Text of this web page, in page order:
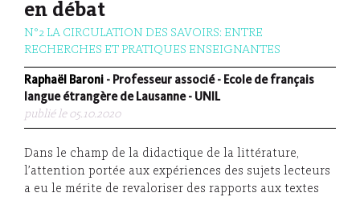
en débat
N°2 LA CIRCULATION DES SAVOIRS: ENTRE
RECHERCHES ET PRATIQUES ENSEIGNANTES
Raphaël Baroni - Professeur associé - Ecole de français
langue étrangère de Lausanne - UNIL
publié le 05.10.2020
Dans le champ de la didactique de la littérature,
l’attention portée aux expériences des sujets lecteurs
a eu le mérite de revaloriser des rapports aux textes